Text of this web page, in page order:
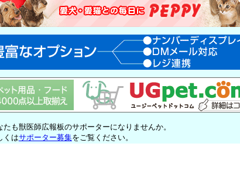
たも獣医師広報板のサポーターになりませんか。
くはサポーター募集をご覧ください。